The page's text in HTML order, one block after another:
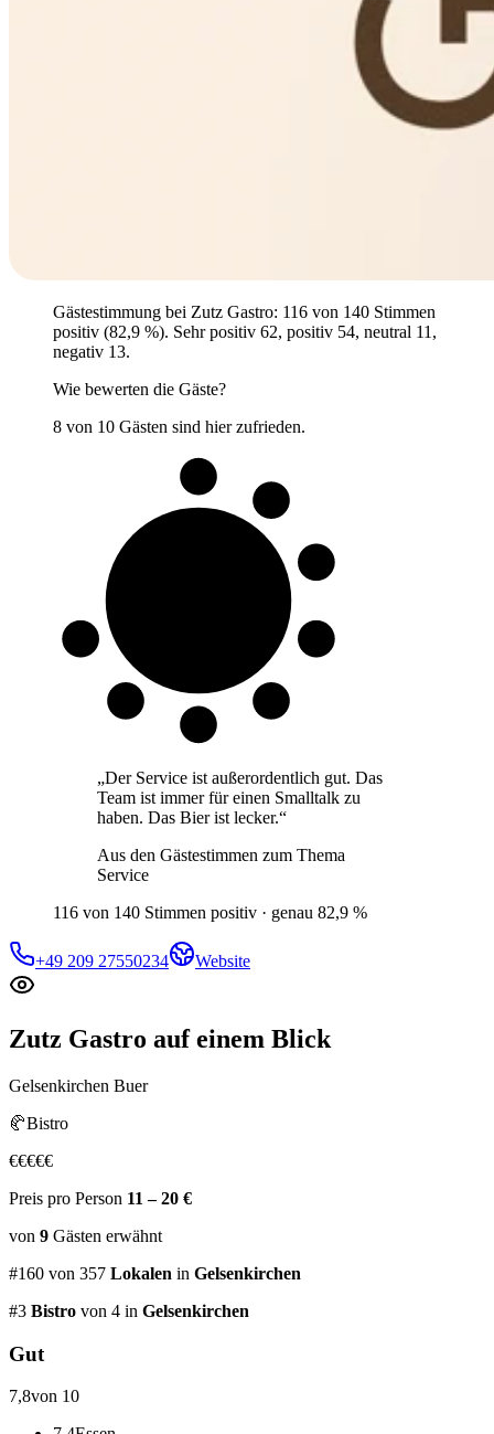
Gästestimmung bei Zutz Gastro: 116 von 140 Stimmen
positiv (82,9 %). Sehr positiv 62, positiv 54, neutral 11,
negativ 13.
Wie bewerten die Gäste?
8 von 10 Gästen sind hier zufrieden.
„Der Service ist außerordentlich gut. Das
Team ist immer für einen Smalltalk zu
haben. Das Bier ist lecker.“
Aus den Gästestimmen zum Thema
Service
116 von 140 Stimmen positiv · genau 82,9 %
+49 209 27550234 Website
Zutz Gastro auf einem Blick
Gelsenkirchen Buer
🥐Bistro
€€€€€
Preis pro Person 11 – 20 €
von 9 Gästen erwähnt
#160 von 357 Lokalen in Gelsenkirchen
#3 Bistro von 4 in Gelsenkirchen
Gut
7,8von 10